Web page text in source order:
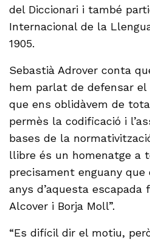
del Diccionari i també
Internacional de la
1905.
Sebastià Adrover conta
hem parlat de defensar
que ens oblidàvem de
permès la codificació i
bases de la
llibre és un homenatge a
precisament enguany que
anys d’aquesta escapada
Alcover i Borja Moll”.
“Es difícil dir el motiu,